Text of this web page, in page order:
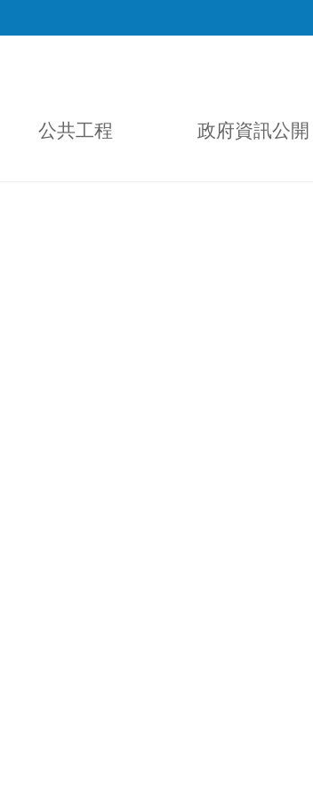
公共工程 政府資訊公開